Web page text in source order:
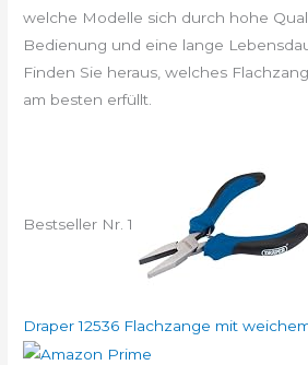
welche Modelle sich durch hohe
Bedienung und eine lange
Finden Sie heraus, welches
am besten erfüllt.
Bestseller Nr. 1
Draper 12536 Flachzange mit weichem